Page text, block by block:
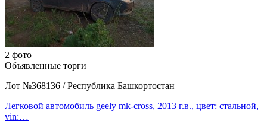
2 фото
Объявленные торги
Лот №368136 / Республика Башкортостан
Легковой автомобиль geely mk-cross, 2013 г.в., цвет: стальной,
vin:…